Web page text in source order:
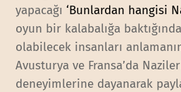
yapacağı‘Bunlardan hangisi
oyun bir kalabalığa
olabilecek insanları
Avusturya ve Fransa’da
deneyimlerine dayanarak